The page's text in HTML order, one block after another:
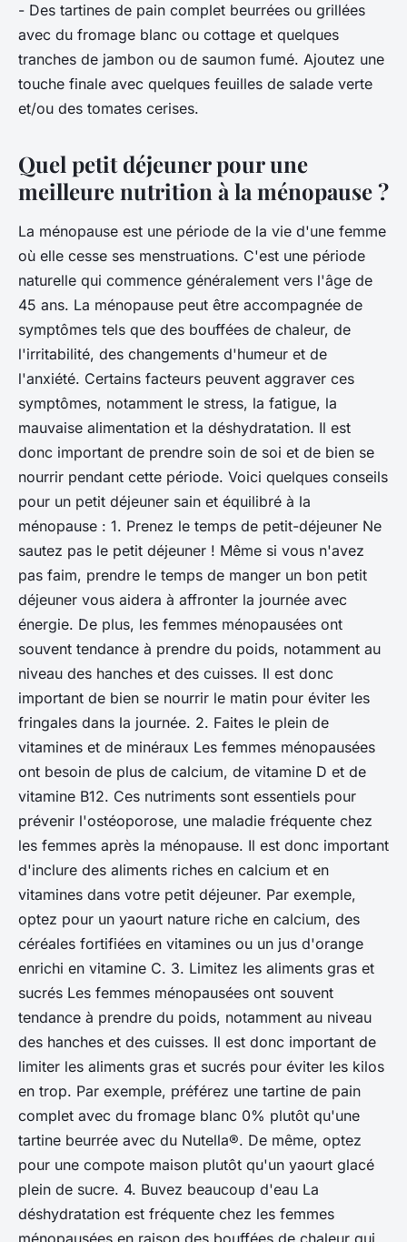
- Des tartines de pain complet beurrées ou grillées
avec du fromage blanc ou cottage et quelques
tranches de jambon ou de saumon fumé. Ajoutez une
touche finale avec quelques feuilles de salade verte
et/ou des tomates cerises.
Quel petit déjeuner pour une
meilleure nutrition à la ménopause ?
La ménopause est une période de la vie d'une femme
où elle cesse ses menstruations. C'est une période
naturelle qui commence généralement vers l'âge de
45 ans. La ménopause peut être accompagnée de
symptômes tels que des bouffées de chaleur, de
l'irritabilité, des changements d'humeur et de
l'anxiété. Certains facteurs peuvent aggraver ces
symptômes, notamment le stress, la fatigue, la
mauvaise alimentation et la déshydratation. Il est
donc important de prendre soin de soi et de bien se
nourrir pendant cette période. Voici quelques conseils
pour un petit déjeuner sain et équilibré à la
ménopause : 1. Prenez le temps de petit-déjeuner Ne
sautez pas le petit déjeuner ! Même si vous n'avez
pas faim, prendre le temps de manger un bon petit
déjeuner vous aidera à affronter la journée avec
énergie. De plus, les femmes ménopausées ont
souvent tendance à prendre du poids, notamment au
niveau des hanches et des cuisses. Il est donc
important de bien se nourrir le matin pour éviter les
fringales dans la journée. 2. Faites le plein de
vitamines et de minéraux Les femmes ménopausées
ont besoin de plus de calcium, de vitamine D et de
vitamine B12. Ces nutriments sont essentiels pour
prévenir l'ostéoporose, une maladie fréquente chez
les femmes après la ménopause. Il est donc important
d'inclure des aliments riches en calcium et en
vitamines dans votre petit déjeuner. Par exemple,
optez pour un yaourt nature riche en calcium, des
céréales fortifiées en vitamines ou un jus d'orange
enrichi en vitamine C. 3. Limitez les aliments gras et
sucrés Les femmes ménopausées ont souvent
tendance à prendre du poids, notamment au niveau
des hanches et des cuisses. Il est donc important de
limiter les aliments gras et sucrés pour éviter les kilos
en trop. Par exemple, préférez une tartine de pain
complet avec du fromage blanc 0% plutôt qu'une
tartine beurrée avec du Nutella®. De même, optez
pour une compote maison plutôt qu'un yaourt glacé
plein de sucre. 4. Buvez beaucoup d'eau La
déshydratation est fréquente chez les femmes